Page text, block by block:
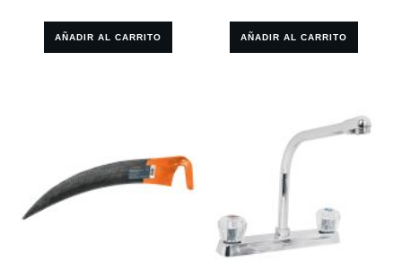
AÑADIR AL CARRITO AÑADIR AL CARRITO